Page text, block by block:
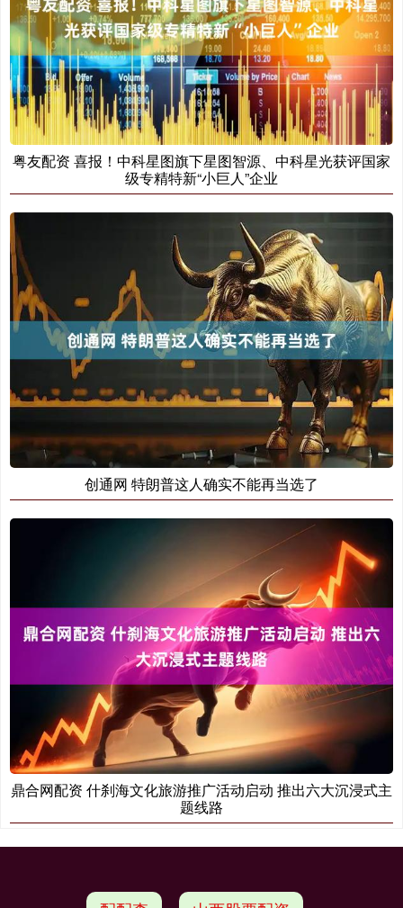
粤友配资 喜报！中科星图旗下星图智源、中科星光获评国家
级专精特新“小巨人”企业
创通网 特朗普这人确实不能再当选了
鼎合网配资 什刹海文化旅游推广活动启动 推出六大沉浸式主
题线路